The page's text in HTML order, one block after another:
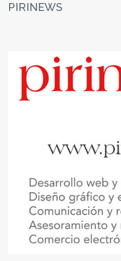
PIRINEWS